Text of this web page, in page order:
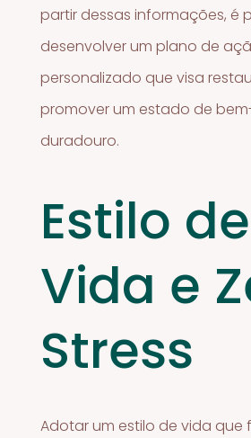
partir dessas informações, é
desenvolver um plano de
personalizado que visa
promover um estado de
duradouro.
Estilo de
Vida e
Stress
Adotar um estilo de vida que